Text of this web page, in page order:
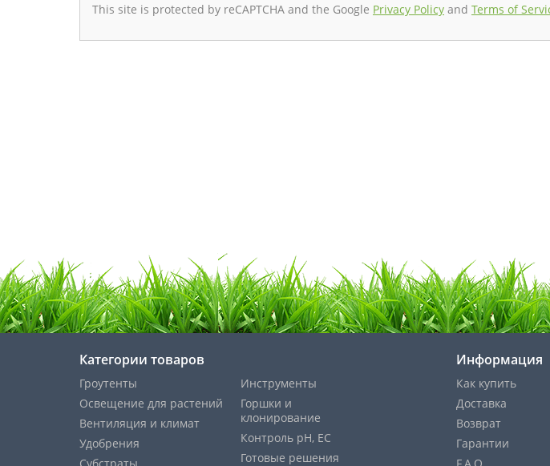
This site is protected by reCAPTCHA and the Google Privacy Policy and Terms of
Категории товаров
Гроутенты
Освещение для растений
Вентиляция и климат
Удобрения
Инструменты
Горшки и
клонирование
Контроль pH, EС
Готовые решения
Информация
Как купить
Доставка
Возврат
Гарантии